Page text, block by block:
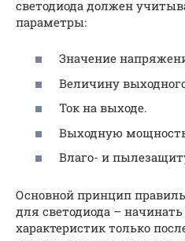
светодиода должен
параметры:
Значение
Величину
Ток на выходе.
Выходную
Влаго- и
Основной принцип
для светодиода – начинать
характеристик только